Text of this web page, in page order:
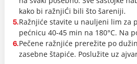
kako bi ražnjiĆi bili što šareniji.
5.Ražnjiće stavite u nauljeni lim za
pećnicu 40-45 min na 180°C. Na
6.Pečene ražnjiće prerežite po
zasebne štapiće. Poslužite uz